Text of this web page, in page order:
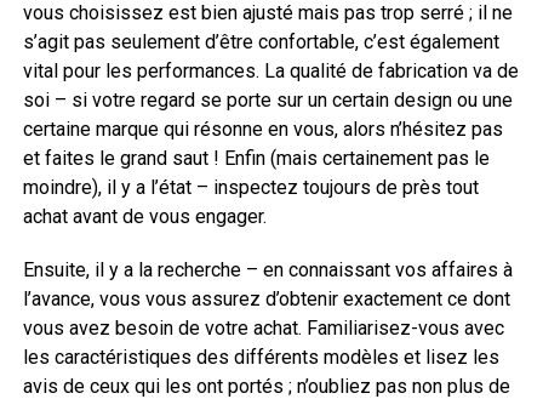
vous choisissez est bien ajusté mais pas trop serré ; il ne
s’agit pas seulement d’être confortable, c’est également
vital pour les performances. La qualité de fabrication va de
soi – si votre regard se porte sur un certain design ou une
certaine marque qui résonne en vous, alors n’hésitez pas
et faites le grand saut ! Enfin (mais certainement pas le
moindre), il y a l’état – inspectez toujours de près tout
achat avant de vous engager.
Ensuite, il y a la recherche – en connaissant vos affaires à
l’avance, vous vous assurez d’obtenir exactement ce dont
vous avez besoin de votre achat. Familiarisez-vous avec
les caractéristiques des différents modèles et lisez les
avis de ceux qui les ont portés ; n’oubliez pas non plus de